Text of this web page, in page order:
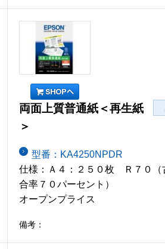
両面上質普通紙＜再生紙
＞
型番：KA4250NPDR
仕様：Ａ４：２５０枚 Ｒ７０（
合率７０パーセント）
オープンプライス
備考：